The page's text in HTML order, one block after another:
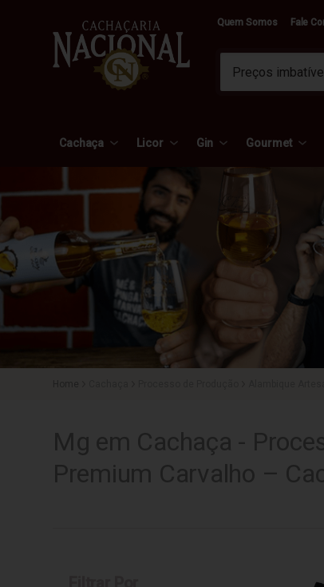
Quem Somos Fale
Cachaça Licor Gin Gourmet
Mg em Cachaça -